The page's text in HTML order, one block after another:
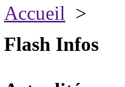
Accueil >
Flash Infos